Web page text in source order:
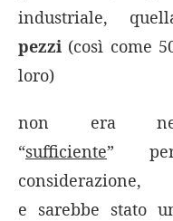
industriale,
pezzi (così come
loro)
non era
“sufficiente”
considerazione,
e sarebbe stato